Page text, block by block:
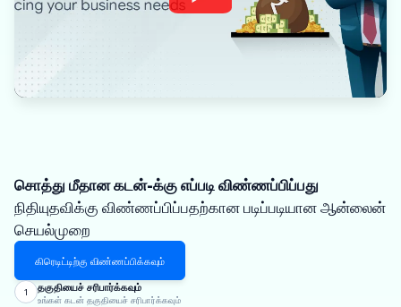
சொத்து மீதான கடன்-க்கு எப்படி விண்ணப்பிப்பது
நிதியுதவிக்கு விண்ணப்பிப்பதற்கான படிப்படியான ஆன்லைன்
செயல்முறை
கிரெடிட்டிற்கு விண்ணப்பிக்கவும்
1 தகுதியைச் சரிபார்க்கவும்
உங்கள் கடன் தகுதியைச் சரிபார்க்கவும்